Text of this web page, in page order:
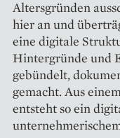
Altersgründen
hier an und
eine digitale
Hintergründe und
gebündelt,
gemacht. Aus
entsteht so ein